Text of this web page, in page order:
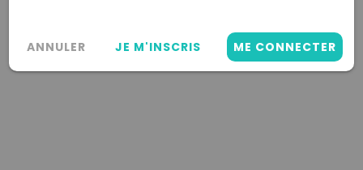
ANNULER JE M'INSCRIS ME CONNECTER